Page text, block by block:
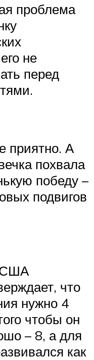
проблема
не
перед
приятно. А
похвала
победу –
подвигов
США
что
нужно 4
чтобы он
– 8, а для
как